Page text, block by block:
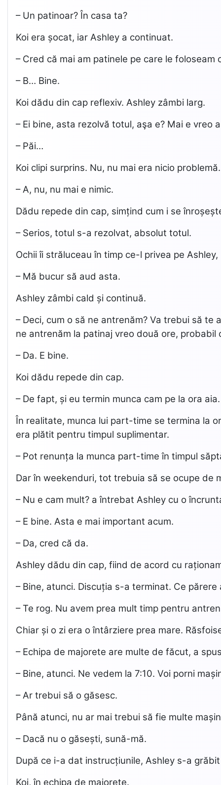
– Un patinoar? În casa ta?
Koi era șocat, iar Ashley a continuat.
– Cred că mai am patinele pe care le
– B… Bine.
Koi dădu din cap reflexiv. Ashley zâmbi larg.
– Ei bine, asta rezolvă totul, aşa e? Mai e vreo
– Păi…
Koi clipi surprins. Nu, nu mai era nicio
– A, nu, nu mai e nimic.
Dădu repede din cap, simțind cum i se
– Serios, totul s-a rezolvat, absolut totul.
Ochii îi străluceau în timp ce-l privea pe
– Mă bucur să aud asta.
Ashley zâmbi cald și continuă.
– Deci, cum o să ne antrenăm? Va trebui să
ne antrenăm la patinaj vreo două ore, probabil
– Da. E bine.
Koi dădu repede din cap.
– De fapt, și eu termin munca cam pe la ora aia.
În realitate, munca lui part-time se termina la
era plătit pentru timpul suplimentar.
– Pot renunța la munca part-time în timpul
Dar în weekenduri, tot trebuia să se ocupe de
– Nu e cam mult? a întrebat Ashley cu o
– E bine. Asta e mai important acum.
– Da, cred că da.
Ashley dădu din cap, fiind de acord cu
– Bine, atunci. Discuția s-a terminat. Ce părere
– Te rog. Nu avem prea mult timp pentru
Chiar și o zi era o întârziere prea mare.
– Echipa de majorete are multe de făcut, a
– Bine, atunci. Ne vedem la 7:10. Voi porni
– Ar trebui să o găsesc.
Până atunci, nu ar mai trebui să fie multe
– Dacă nu o găsești, sună-mă.
După ce i-a dat instrucțiunile, Ashley s-a
Koi, în echipa de majorete.